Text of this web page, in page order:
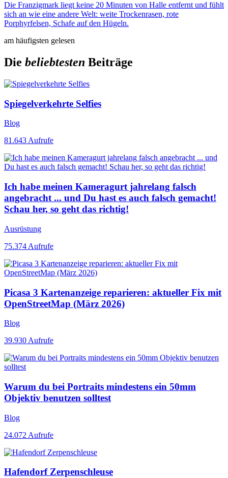
Die Franzigmark liegt keine 20 Minuten von Halle entfernt und fühlt
sich an wie eine andere Welt: weite Trockenrasen, rote
Porphyrfelsen, Schafe auf den Hügeln.
am häufigsten gelesen
Die beliebtesten Beiträge
Spiegelverkehrte Selfies
Blog
81.643 Aufrufe
Ich habe meinen Kameragurt jahrelang falsch
angebracht ... und Du hast es auch falsch gemacht!
Schau her, so geht das richtig!
Ausrüstung
75.374 Aufrufe
Picasa 3 Kartenanzeige reparieren: aktueller Fix mit
OpenStreetMap (März 2026)
Blog
39.930 Aufrufe
Warum du bei Portraits mindestens ein 50mm
Objektiv benutzen solltest
Blog
24.072 Aufrufe
Hafendorf Zerpenschleuse